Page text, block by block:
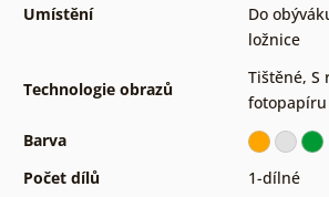
Umístění
Do
ložnice
Technologie obrazů
Tištěné, S
fotopapíru
Barva
Počet dílů
1-dílné